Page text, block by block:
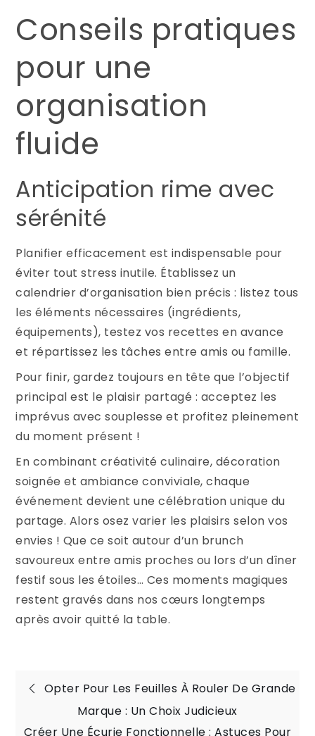
Conseils pratiques
pour une
organisation
fluide
Anticipation rime avec
sérénité
Planifier efficacement est indispensable pour
éviter tout stress inutile. Établissez un
calendrier d’organisation bien précis : listez tous
les éléments nécessaires (ingrédients,
équipements), testez vos recettes en avance
et répartissez les tâches entre amis ou famille.
Pour finir, gardez toujours en tête que l’objectif
principal est le plaisir partagé : acceptez les
imprévus avec souplesse et profitez pleinement
du moment présent !
En combinant créativité culinaire, décoration
soignée et ambiance conviviale, chaque
événement devient une célébration unique du
partage. Alors osez varier les plaisirs selon vos
envies ! Que ce soit autour d’un brunch
savoureux entre amis proches ou lors d’un dîner
festif sous les étoiles… Ces moments magiques
restent gravés dans nos cœurs longtemps
après avoir quitté la table.
Navigation
Opter Pour Les Feuilles À Rouler De Grande
Marque : Un Choix Judicieux
Créer Une Écurie Fonctionnelle : Astuces Pour